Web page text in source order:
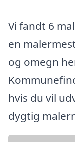
Vi fandt 6
en
og omegn
hvis du vil
dygtig